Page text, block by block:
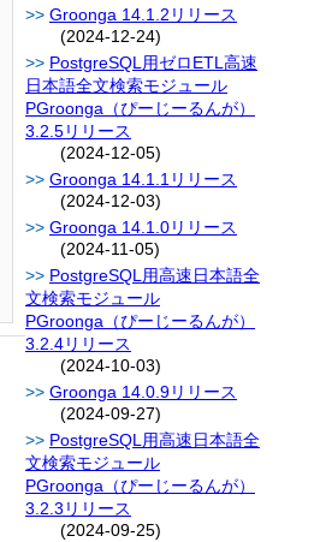
Groonga 14.1.2リリース
(2024-12-24)
PostgreSQL用ゼロETL高速
日本語全文検索モジュール
PGroonga（ぴーじーるんが）
3.2.5リリース
(2024-12-05)
Groonga 14.1.1リリース
(2024-12-03)
Groonga 14.1.0リリース
(2024-11-05)
PostgreSQL用高速日本語全
文検索モジュール
PGroonga（ぴーじーるんが）
3.2.4リリース
(2024-10-03)
Groonga 14.0.9リリース
(2024-09-27)
PostgreSQL用高速日本語全
文検索モジュール
PGroonga（ぴーじーるんが）
3.2.3リリース
(2024-09-25)